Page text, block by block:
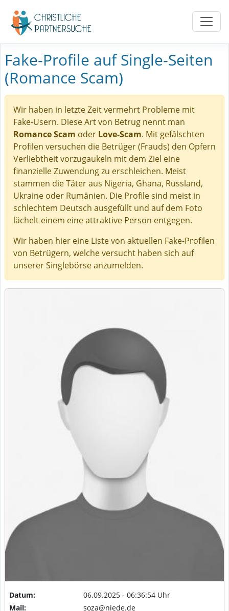
Fake-Profile auf Single-Seiten
(Romance Scam)
Wir haben in letzte Zeit vermehrt Probleme mit
Fake-Usern. Diese Art von Betrug nennt man
Romance Scam oder Love-Scam. Mit gefälschten
Profilen versuchen die Betrüger (Frauds) den Opfern
Verliebtheit vorzugaukeln mit dem Ziel eine
finanzielle Zuwendung zu erschleichen. Meist
stammen die Täter aus Nigeria, Ghana, Russland,
Ukraine oder Rumänien. Die Profile sind meist in
schlechtem Deutsch ausgefüllt und auf dem Foto
lächelt einem eine attraktive Person entgegen.
Wir haben hier eine Liste von aktuellen Fake-Profilen
von Betrügern, welche versucht haben sich auf
unserer Singlebörse anzumelden.
Datum:
06.09.2025 - 06:36:54 Uhr
Mail:
soza@niede.de